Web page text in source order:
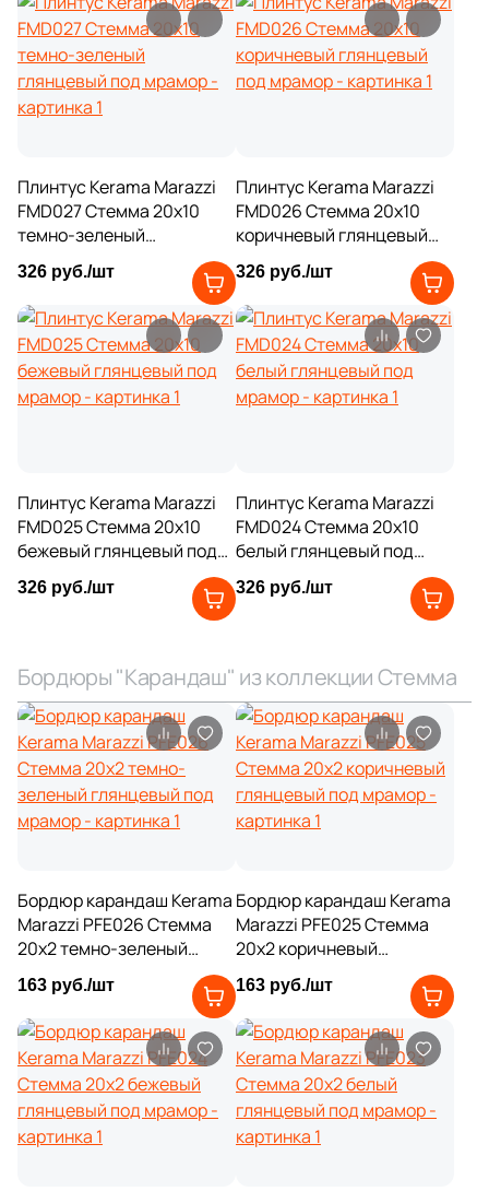
59x7.2 (4)
60х9.5 (6)
60x7.6 (12)
60x7.5 ( 46)
60x6.5 (4)
60x5.5 (44
60x9,5 (14)
4
89.5x16 (13)
90x7.2 ( 12)
90x5.5 (4)
100x16 (1)
120x9 (3)
120x6.5 (20)
120x5.5 (28)
Плинтус Kerama Marazzi
FMD027 Стемма 20x10
темно-зеленый
глянцевый под мрамор
326 руб./шт
Плинтус Kerama Marazzi
FMD026 Стемма 20x10
коричневый глянцевый
под мрамор
326 руб./шт
Плинтус Kerama Marazzi
FMD025 Стемма 20x10
бежевый глянцевый под
мрамор
326 руб./шт
Плинтус Kerama Marazzi
FMD024 Стемма 20x10
белый глянцевый под
мрамор
326 руб./шт
Бордюры "Карандаш" из коллекции Стемма
Бордюр карандаш Kerama
Marazzi PFE026 Стемма
20x2 темно-зеленый
глянцевый под мрамор
163 руб./шт
Бордюр карандаш Kerama
Marazzi PFE025 Стемма
20x2 коричневый
глянцевый под мрамор
163 руб./шт